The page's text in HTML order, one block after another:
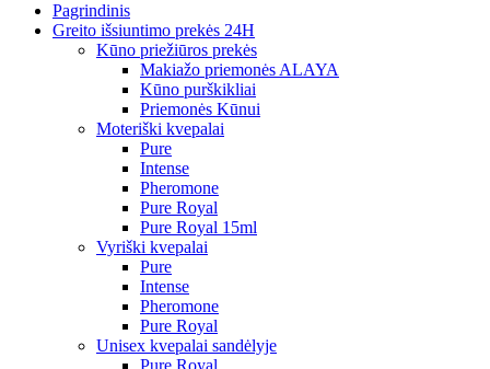
Pagrindinis
Greito išsiuntimo prekės 24H
Kūno priežiūros prekės
Makiažo priemonės ALAYA
Kūno purškikliai
Priemonės Kūnui
Moteriški kvepalai
Pure
Intense
Pheromone
Pure Royal
Pure Royal 15ml
Vyriški kvepalai
Pure
Intense
Pheromone
Pure Royal
Unisex kvepalai sandėlyje